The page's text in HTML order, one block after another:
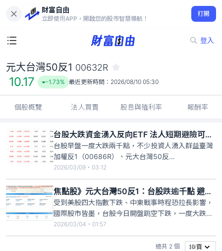
財富自由
立即使用APP，開啟您的股市智慧導航！
打開
登入
10.17
-1.73%
元大台灣50反1 00632R
10.17 -1.73% 最近更新時間： 2026/08/10 05:30
個股概覽 法人買賣 股息與殖利率 報酬率
台股大跌資金湧入反向ETF 法人短期避險可行、風險高
台股早盤一度大跌兩千點，不少投資人湧入群益臺灣
加權反1（00686R）、元大台灣50反
1（00632R）、國泰臺灣加權反1（R00664）、富
邦臺灣加權反1（00676R），法人則提醒，槓桿型
ETF屬於短期避險工具，投資人買進時一定要小心。
2026/03/09・03:12
焦點股》元大台灣50反1：台股跌逾千點 避險資金進駐
受到美股四大指數下跌、中東戰事時程恐拉長影響，
國際股市皆墨，台股今日開盤跳空下跌，一度大跌逾
1300點，避險資金湧入元大台灣50反
1ETF（00632R），截至9:41分為止，股價上漲0.33
元、暫報14.21元，成交量已近11萬張。雖然不少散
2026/03/04・01:57
總共 2 個 10/頁